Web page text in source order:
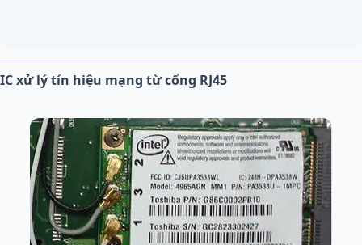
IC xử lý tín hiệu mạng từ cổng RJ45